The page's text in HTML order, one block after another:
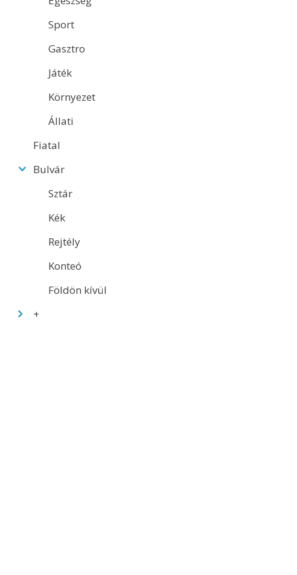
Sport
Gasztro
Játék
Környezet
Állati
Fiatal
Bulvár
Sztár
Kék
Rejtély
Konteó
Földön kívül
+